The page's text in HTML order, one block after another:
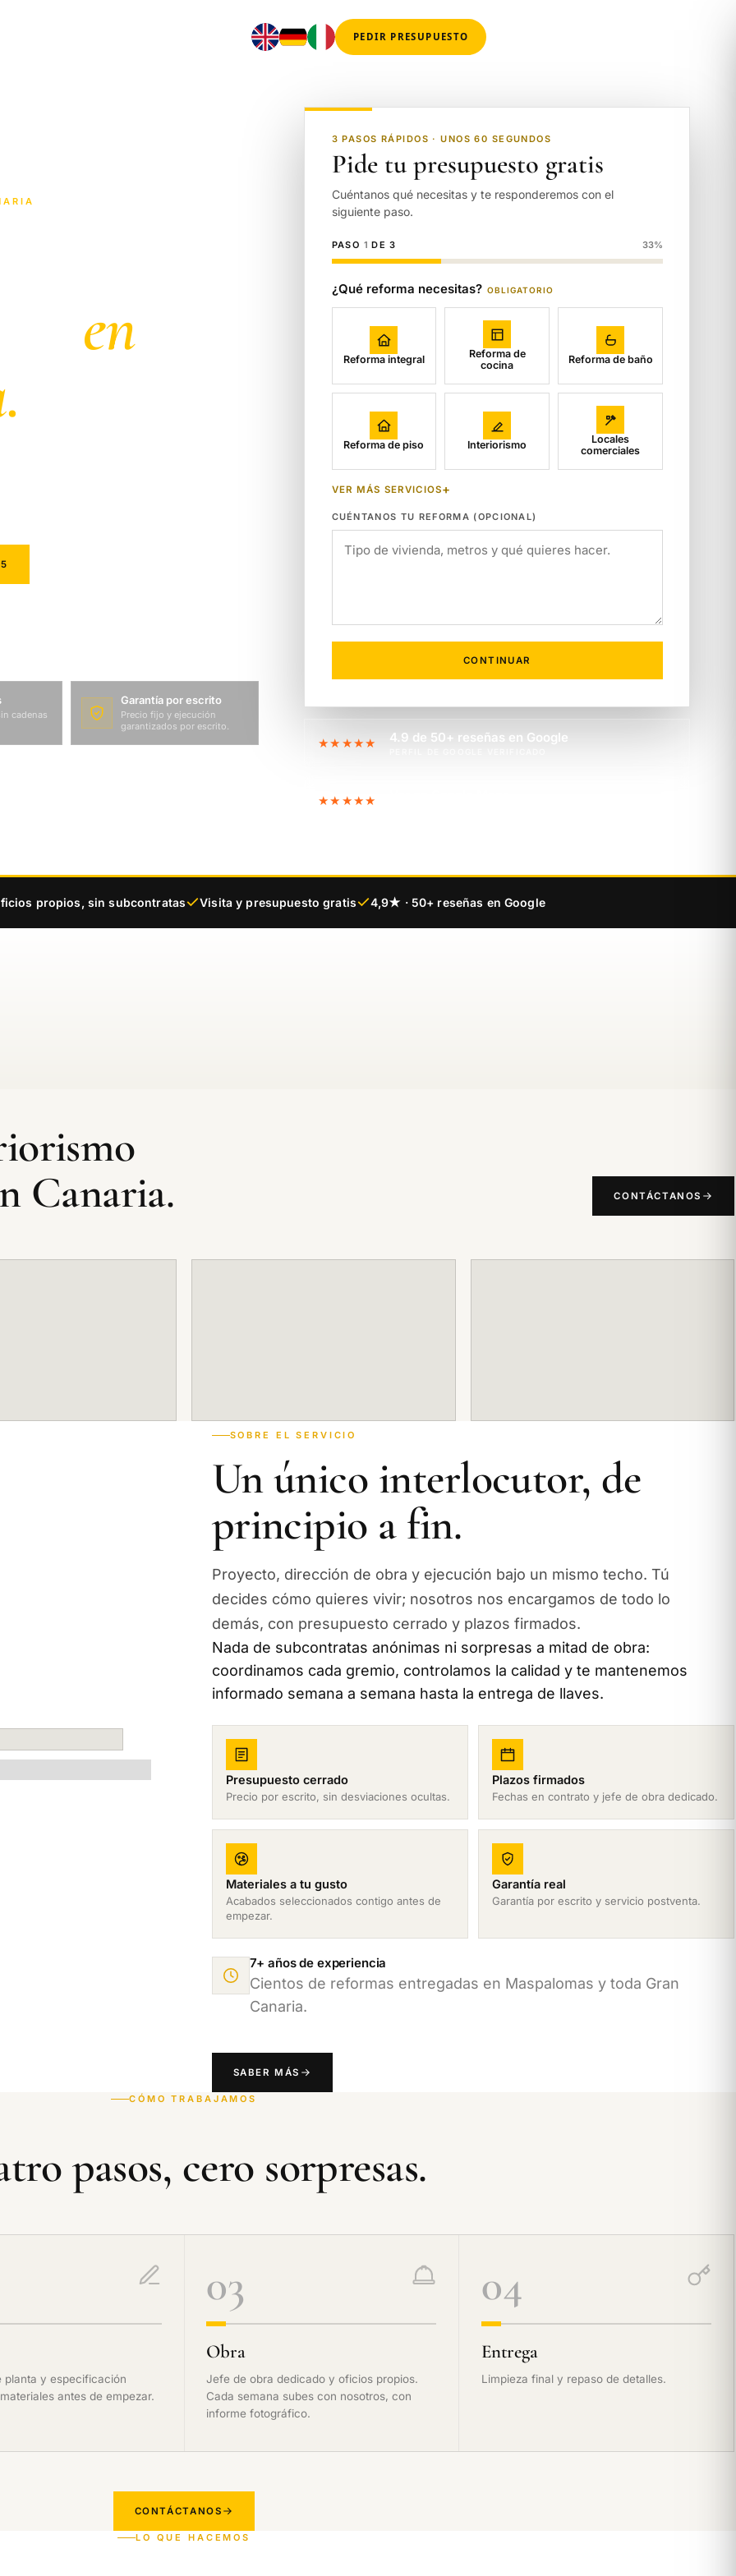
EnglishDeutschItalianoPEDIR PRESUPUESTO
en
cadenas
Garantía por escrito
Precio fijo y ejecución
garantizados por escrito.
3 PASOS RÁPIDOS · UNOS 60 SEGUNDOS
Pide tu presupuesto gratis
Cuéntanos qué necesitas y te responderemos con el
siguiente paso.
PASO 1 DE 3 33%
¿Qué reforma necesitas? OBLIGATORIO
Reforma integral
Reforma de
cocina
Reforma de baño
Reforma de piso Interiorismo
Locales
comerciales
VER MÁS SERVICIOS
CUÉNTANOS TU REFORMA (OPCIONAL)
CONTINUAR
★★★★★ 4.9 de 50+ reseñas en Google
★★★★★
propios, sin subcontratas Visita y presupuesto gratis 4,9★ · 50+ reseñas en Google
Canaria.
CONTÁCTANOS
SOBRE EL SERVICIO
Un único interlocutor, de
principio a fin.
Proyecto, dirección de obra y ejecución bajo un mismo techo. Tú
decides cómo quieres vivir; nosotros nos encargamos de todo lo
demás, con presupuesto cerrado y plazos firmados.
Nada de subcontratas anónimas ni sorpresas a mitad de obra:
coordinamos cada gremio, controlamos la calidad y te mantenemos
informado semana a semana hasta la entrega de llaves.
Presupuesto cerrado
Precio por escrito, sin desviaciones ocultas.
Plazos firmados
Fechas en contrato y jefe de obra dedicado.
Materiales a tu gusto
Acabados seleccionados contigo antes de
empezar.
Garantía real
Garantía por escrito y servicio postventa.
7+ años de experiencia
Cientos de reformas entregadas en Maspalomas y toda Gran
Canaria.
SABER MÁS
CÓMO TRABAJAMOS
pasos, cero sorpresas.
planta y especificación
antes de empezar.
03
Obra
Jefe de obra dedicado y oficios propios.
Cada semana subes con nosotros, con
informe fotográfico.
04
Entrega
Limpieza final y repaso de detalles.
CONTÁCTANOS
LO QUE HACEMOS